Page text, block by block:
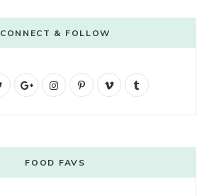
CONNECT & FOLLOW
t
G
g
l
I
t
a
P
e
V
o
l
FOOD FAVS